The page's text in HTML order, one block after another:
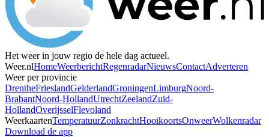
Het weer in jouw regio de hele dag actueel.
Weer.nlHomeWeerberichtRegenradarNieuwsContactAdverteren
Weer per provincie
DrentheFrieslandGelderlandGroningenLimburgNoord-
BrabantNoord-HollandUtrechtZeelandZuid-
HollandOverijsselFlevoland
WeerkaartenTemperatuurZonkrachtHooikoortsOnweerWolkenradar
Download de app